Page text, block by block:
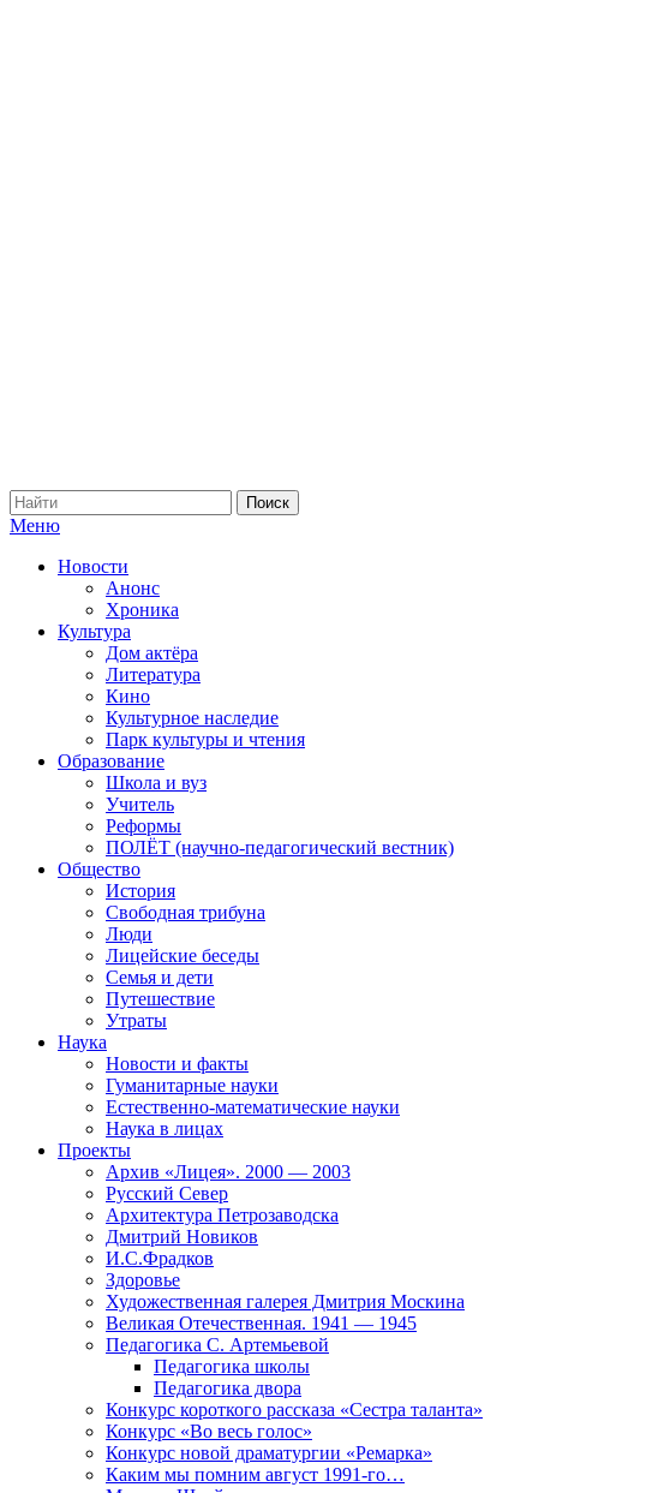
Меню
Новости
Анонс
Хроника
Культура
Дом актёра
Литература
Кино
Культурное наследие
Парк культуры и чтения
Образование
Школа и вуз
Учитель
Реформы
ПОЛЁТ (научно-педагогический вестник)
Общество
История
Свободная трибуна
Люди
Лицейские беседы
Семья и дети
Путешествие
Утраты
Наука
Новости и факты
Гуманитарные науки
Естественно-математические науки
Наука в лицах
Проекты
Архив «Лицея». 2000 — 2003
Русский Север
Архитектура Петрозаводска
Дмитрий Новиков
И.С.Фрадков
Здоровье
Художественная галерея Дмитрия Москина
Великая Отечественная. 1941 — 1945
Педагогика С. Артемьевой
Педагогика школы
Педагогика двора
Конкурс короткого рассказа «Сестра таланта»
Конкурс «Во весь голос»
Конкурс новой драматургии «Ремарка»
Каким мы помним август 1991-го…